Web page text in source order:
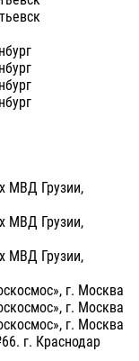
МВД Грузии,
МВД Грузии,
МВД Грузии,
г. Москва
г. Москва
г. Москва
г. Краснодар